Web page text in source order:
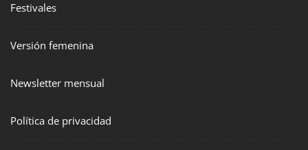
Festivales
Versión femenina
Newsletter mensual
Política de privacidad